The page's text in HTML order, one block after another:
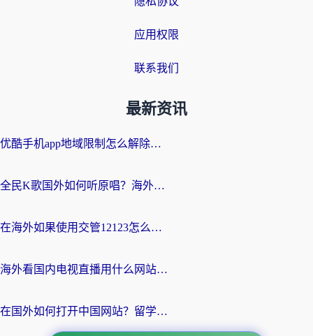
应用权限
联系我们
最新资讯
优酷手机app地域限制怎么解除？海外党亲测有效的追剧方案
全民K歌国外如何听原唱？海外党亲测有效的回国加速器选择指南
在海外如果使用交管12123怎么处理？留学生亲测有效的回国加速方案
海外看国内电视直播用什么网站比较好？一篇解决你所有追剧难题的实用指南
在国外如何打开中国网站？留学生与海外华人的无缝访问指南